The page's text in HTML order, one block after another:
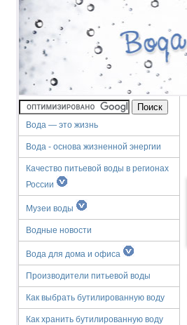
Вода — это жизнь
Вода - основа жизненной энергии
Качество питьевой воды в регионах
России
Музеи воды
Водные новости
Вода для дома и офиса
Производители питьевой воды
Как выбрать бутилированную воду
Как хранить бутилированную воду